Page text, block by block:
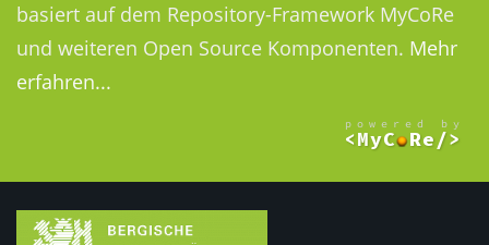
basiert auf dem Repository-Framework MyCoRe
und weiteren Open Source Komponenten. Mehr
erfahren...